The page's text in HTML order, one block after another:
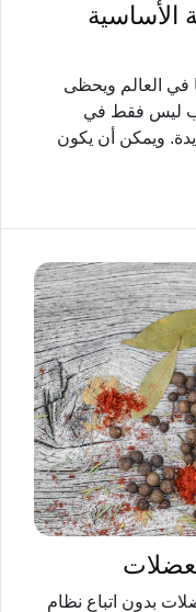
الأساسية
في العالم ويحظى
ليس فقط في
ويمكن أن يكون
بدون اتباع نظام